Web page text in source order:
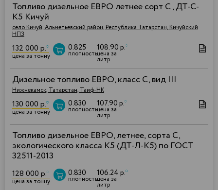
Топливо дизельное ЕВРО летнее сорт C , ДТ-C-
К5 Кичуй
село Кичуй, Альметьевский район, Республика Татарстан, Кичуйский
НПЗ
132 000 р.*
цена за тонну
0.825
плотность
108.90 р.*
цена за
литр
Дизельное топливо ЕВРО, класс С, вид III
Нижнекамск, Татарстан, Таиф-НК
130 000 р.*
цена за тонну
0.830
плотность
107.90 р.*
цена за
литр
Топливо дизельное ЕВРО, летнее, сорта C,
экологического класса К5 (ДТ-Л-К5) по ГОСТ
32511-2013
128 000 р.*
цена за тонну
0.830
плотность
106.24 р.*
цена за
литр